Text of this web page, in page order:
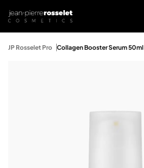
JP Rosselet Pro Collagen Booster Serum 50ml